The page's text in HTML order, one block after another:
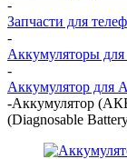
-
Запчасти для
-
Аккумуляторы для
-
Аккумулятор для
-Аккумулятор
(Diagnosable